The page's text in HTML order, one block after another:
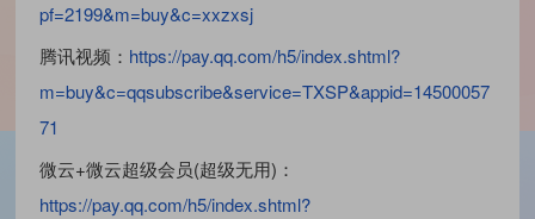
pf=2199&m=buy&c=xxzxsj
腾讯视频： https://pay.qq.com/h5/index.shtml?
m=buy&c=qqsubscribe&service=TXSP&appid=14500057
71
微云+微云超级会员(超级无用)：
https://pay.qq.com/h5/index.shtml?